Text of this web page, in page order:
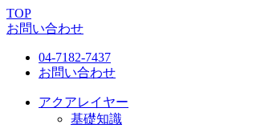
TOP
お問い合わせ
04-7182-7437
お問い合わせ
アクアレイヤー
基礎知識